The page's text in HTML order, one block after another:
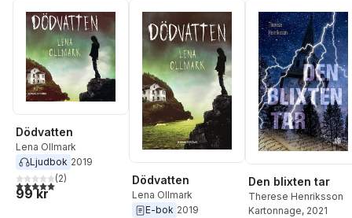
Dödvatten
Lena Ollmark
Ljudbok 2019
5,0utav 5 stjärnor. Totalt antal röster:
(2)
99 kr
Dödvatten
Lena Ollmark
E-bok 2019
Den blixten tar
Therese Henriksson
Kartonnage, 2021